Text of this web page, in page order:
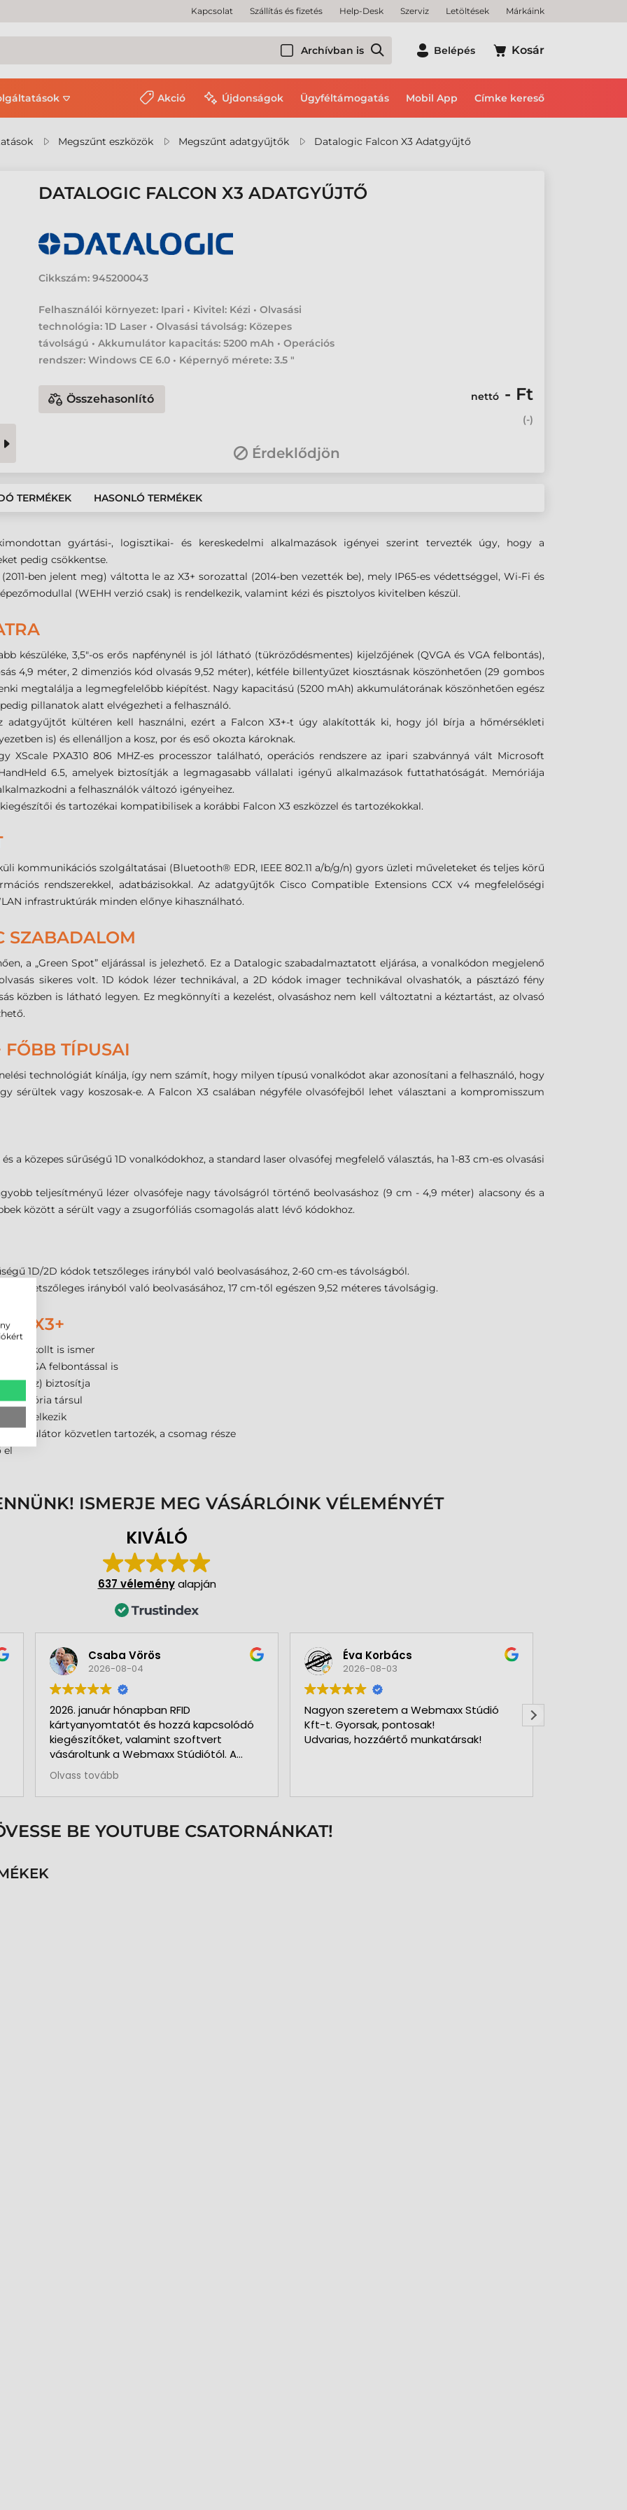
Kapcsolat Szállítás és fizetés Help-Desk Szerviz Letöltések Márkáink
Archívban is Belépés Kosár
Akció Újdonságok Ügyféltámogatás Mobil App Címke kereső
Megszűnt eszközök Megszűnt adatgyűjtők Datalogic Falcon X3 Adatgyűjtő
DATALOGIC FALCON X3 ADATGYŰJTŐ
Cikkszám: 945200043
Felhasználói környezet: Ipari • Kivitel: Kézi • Olvasási
technológia: 1D Laser • Olvasási távolság: Közepes
távolságú • Akkumulátor kapacitás: 5200 mAh • Operációs
rendszer: Windows CE 6.0 • Képernyő mérete: 3.5 "
Összehasonlító nettó - Ft
(-)
Érdeklődjön
TERMÉKEK HASONLÓ TERMÉKEK
gyártási-, logisztikai- és kereskedelmi alkalmazások igényei szerint tervezték úgy, hogy a
pedig csökkentse.
ben jelent meg) váltotta le az X3+ sorozattal (2014-ben vezették be), mely IP65-es védettséggel, Wi-Fi és
(WEHH verzió csak) is rendelkezik, valamint kézi és pisztolyos kivitelben készül.
készüléke, 3,5"-os erős napfénynél is jól látható (tükröződésmentes) kijelzőjének (QVGA és VGA felbontás),
4,9 méter, 2 dimenziós kód olvasás 9,52 méter), kétféle billentyűzet kiosztásnak köszönhetően (29 gombos
megtalálja a legmegfelelőbb kiépítést. Nagy kapacitású (5200 mAh) akkumulátorának köszönhetően egész
pillanatok alatt elvégezheti a felhasználó.
adatgyűjtőt kültéren kell használni, ezért a Falcon X3+-t úgy alakították ki, hogy jól bírja a hőmérsékleti
is) és ellenálljon a kosz, por és eső okozta károknak.
PXA310 806 MHZ-es processzor található, operációs rendszere az ipari szabvánnyá vált Microsoft
6.5, amelyek biztosítják a legmagasabb vállalati igényű alkalmazások futtathatóságát. Memóriája
a felhasználók változó igényeihez.
és tartozékai kompatibilisek a korábbi Falcon X3 eszközzel és tartozékokkal.
kommunikációs szolgáltatásai (Bluetooth® EDR, IEEE 802.11 a/b/g/n) gyors üzleti műveleteket és teljes körű
rendszerekkel, adatbázisokkal. Az adatgyűjtők Cisco Compatible Extensions CCX v4 megfelelőségi
infrastruktúrák minden előnye kihasználható.
SZABADALOM
a „Green Spot” eljárással is jelezhető. Ez a Datalogic szabadalmaztatott eljárása, a vonalkódon megjelenő
sikeres volt. 1D kódok lézer technikával, a 2D kódok imager technikával olvashatók, a pásztázó fény
közben is látható legyen. Ez megkönnyíti a kezelést, olvasáshoz nem kell változtatni a kéztartást, az olvasó
FŐBB TÍPUSAI
technológiát kínálja, így nem számít, hogy milyen típusú vonalkódot akar azonosítani a felhasználó, hogy
sérültek vagy koszosak-e. A Falcon X3 csalában négyféle olvasófejből lehet választani a kompromisszum
a közepes sűrűségű 1D vonalkódokhoz, a standard laser olvasófej megfelelő választás, ha 1-83 cm-es olvasási
teljesítményű lézer olvasófeje nagy távolságról történő beolvasáshoz (9 cm - 4,9 méter) alacsony és a
között a sérült vagy a zsugorfóliás csomagolás alatt lévő kódokhoz.
1D/2D kódok tetszőleges irányból való beolvasásához, 2-60 cm-es távolságból.
kódok tetszőleges irányból való beolvasásához, 17 cm-től egészen 9,52 méteres távolságig.
X3+
protokollt is ismer
és VGA felbontással is
MHz) biztosítja
memória társul
rendelkezik
közvetlen tartozék, a csomag része
el
ISMERJE MEG VÁSÁRLÓINK VÉLEMÉNYÉT
KIVÁLÓ
637 véleményalapján
Csaba Vörös
2026-08-04
2026. január hónapban RFID
kártyanyomtatót és hozzá kapcsolódó
kiegészítőket, valamint szoftvert
vásároltunk a Webmaxx Stúdiótól. A
beszerzés megkezdése előtt segítettek
az igényeink szerinti típus
kiválasztásában. Minden rendben és
személyesen üzemelte be a nyomtatót
és a hozzá kapcsolódó szoftvert. Pár
Olvass tovább
Éva Korbács
2026-08-03
Nagyon szeretem a Webmaxx Stúdió
Kft-t. Gyorsak, pontosak!
Udvarias, hozzáértő munkatársak!
BE YOUTUBE CSATORNÁNKAT!